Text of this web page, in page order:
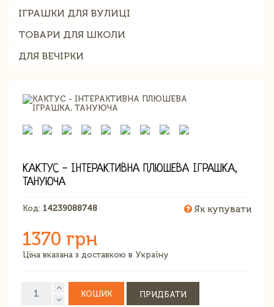
ІГРАШКИ ДЛЯ ВУЛИЦІ
ТОВАРИ ДЛЯ ШКОЛИ
ДЛЯ ВЕЧІРКИ
КАКТУС - ІНТЕРАКТИВНА ПЛЮШЕВА ІГРАШКА,
ТАНУЮЧА
Код: 14239088748 Як купувати
1370 грн
Ціна вказана з доставкою в Україну
КОШИК ПРИДБАТИ